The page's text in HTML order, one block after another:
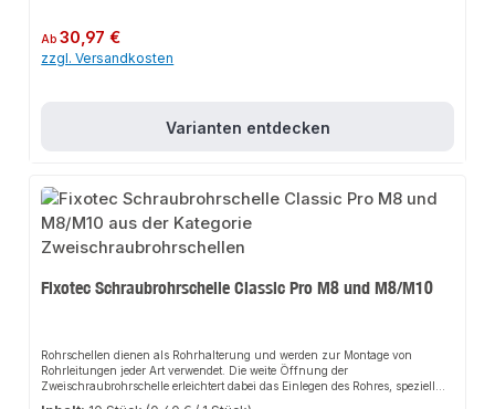
GeräuschentwicklungRostfreies und langlebiges
EdelstahlmaterialAnwendungsbereicheSanitärinstallationHeizungsbauAnlag
enbauProduktdatenMaterial: Edelstahl V4AKorrosionsbeständig und
Regulärer Preis:
Ab30,97 €
zzgl. Versandkosten
Varianten entdecken
Fixotec Schraubrohrschelle Classic Pro M8 und M8/M10
Rohrschellen dienen als Rohrhalterung und werden zur Montage von
Rohrleitungen jeder Art verwendet. Die weite Öffnung der
Zweischraubrohrschelle erleichtert dabei das Einlegen des Rohres, speziell
bei Überkopfmontagen. Der Klickverschluss ermöglicht eine einfache und